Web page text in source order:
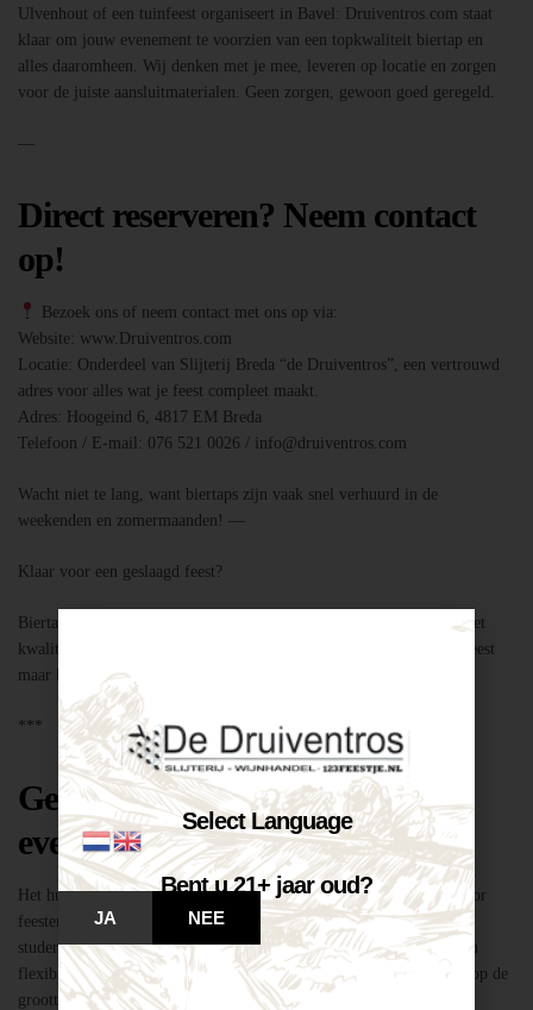
Ulvenhout of een tuinfeest organiseert in Bavel: Druiventros.com staat
klaar om jouw evenement te voorzien van een topkwaliteit biertap en
alles daaromheen. Wij denken met je mee, leveren op locatie en zorgen
voor de juiste aansluitmaterialen. Geen zorgen, gewoon goed geregeld.
—
Direct reserveren? Neem contact
op!
Bezoek ons of neem contact met ons op via:
Website: www.Druiventros.com
Locatie: Onderdeel van Slijterij Breda “de Druiventros”, een vertrouwd
adres voor alles wat je feest compleet maakt.
Adres: Hoogeind 6, 4817 EM Breda
Telefoon / E-mail: 076 521 0026 / info@druiventros.com
Wacht niet te lang, want biertaps zijn vaak snel verhuurd in de
weekenden en zomermaanden! —
Klaar voor een geslaagd feest?
Biertap huren locatie Breda – snel geregeld via Druiventros.com, met
kwaliteit en service van Slijterij Breda “de Druiventros”. Laat het feest
maar komen!
***
Geschikt voor elk type feest of
evenement
Het huren van een biertap in locatie Breda is niet alleen geschikt voor
feesten thuis, maar ook voor bedrijfsevenementen, buurtfeesten,
studentenfeestjes en verenigingsactiviteiten. Dankzij de mobiliteit en
flexibiliteit van onze tapinstallaties kunnen we moeiteloos inspelen op de
grootte en aard van elk evenement.
Select Language
Bent u 21+ jaar oud?
JA NEE